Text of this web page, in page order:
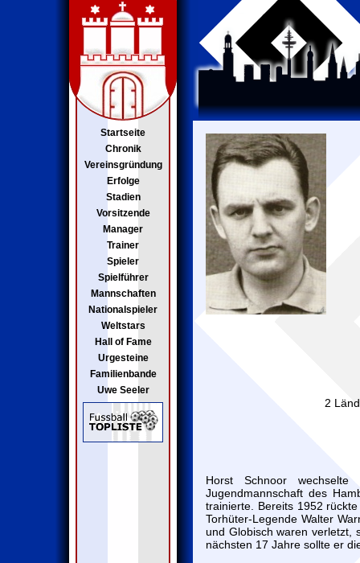
Startseite
Chronik
Vereinsgründung
Erfolge
Stadien
Vorsitzende
Manager
Trainer
Spieler
Spielführer
Mannschaften
Nationalspieler
Weltstars
Hall of Fame
Urgesteine
Familienbande
Uwe Seeler
2
Horst Schnoor
Jugendmannschaft des
trainierte. Bereits 1952
Torhüter-Legende Walter
und Globisch waren verletzt,
nächsten 17 Jahre sollte er